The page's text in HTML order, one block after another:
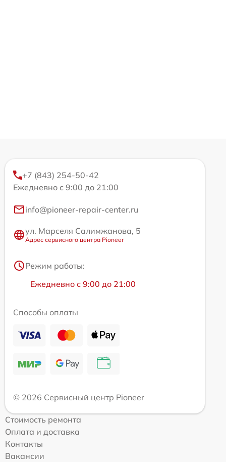
+7 (843) 254-50-42
Ежедневно с 9:00 до 21:00
info@pioneer-repair-center.ru
ул. Марселя Салимжанова, 5
Адрес сервисного центра Pioneer
Режим работы:
Ежедневно с 9:00 до 21:00
Способы оплаты
© 2026 Сервисный центр Pioneer
Стоимость ремонта
Оплата и доставка
Контакты
Вакансии